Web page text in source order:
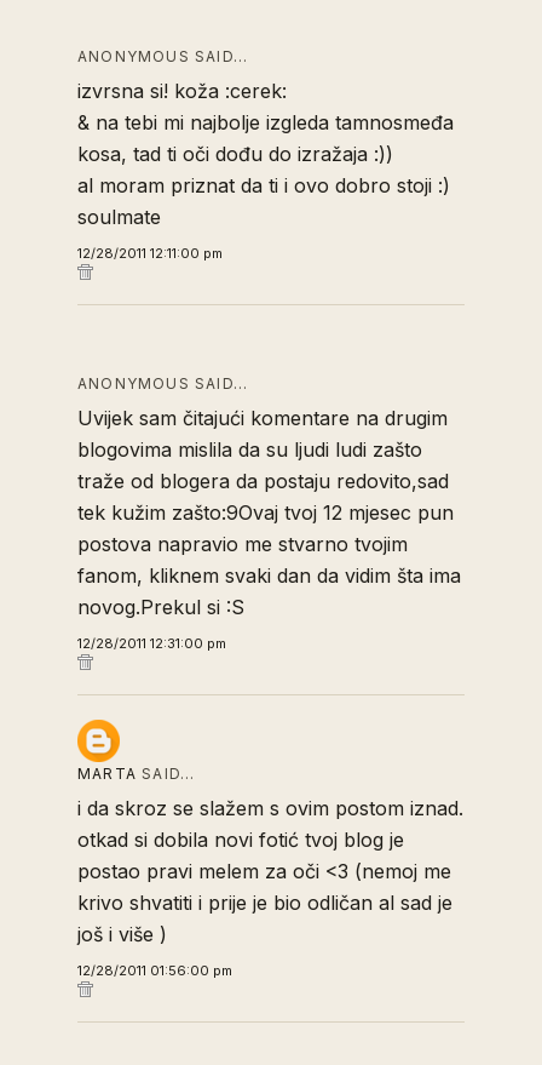
ANONYMOUS SAID…
izvrsna si! koža :cerek:
& na tebi mi najbolje izgleda tamnosmeđa
kosa, tad ti oči dođu do izražaja :))
al moram priznat da ti i ovo dobro stoji :)
soulmate
12/28/2011 12:11:00 pm
ANONYMOUS SAID…
Uvijek sam čitajući komentare na drugim
blogovima mislila da su ljudi ludi zašto
traže od blogera da postaju redovito,sad
tek kužim zašto:9Ovaj tvoj 12 mjesec pun
postova napravio me stvarno tvojim
fanom, kliknem svaki dan da vidim šta ima
novog.Prekul si :S
12/28/2011 12:31:00 pm
MARTA SAID…
i da skroz se slažem s ovim postom iznad.
otkad si dobila novi fotić tvoj blog je
postao pravi melem za oči <3 (nemoj me
krivo shvatiti i prije je bio odličan al sad je
još i više )
12/28/2011 01:56:00 pm